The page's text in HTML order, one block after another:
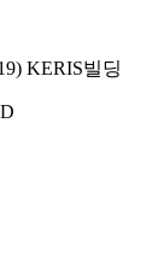
KERIS빌딩